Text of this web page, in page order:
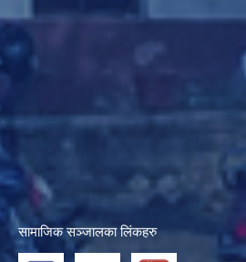
सामाजिक सञ्जालका लिंकहरु